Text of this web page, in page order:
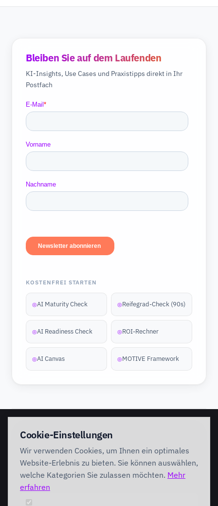
Bleiben Sie auf dem Laufenden
KI-Insights, Use Cases und Praxistipps direkt in Ihr
Postfach
KOSTENFREI STARTEN
◎AI Maturity Check ◎Reifegrad-Check (90s)
◎AI Readiness Check ◎ROI-Rechner
◎AI Canvas ◎MOTIVE Framework
Discovery Workshop
Förderung
INTERVENTION
AI Intervention
Foundation
Performing
Branchenlösungen
Cookie-Einstellungen
Wir verwenden Cookies, um Ihnen ein optimales
Website-Erlebnis zu bieten. Sie können auswählen,
welche Kategorien Sie zulassen möchten. Mehr
erfahren